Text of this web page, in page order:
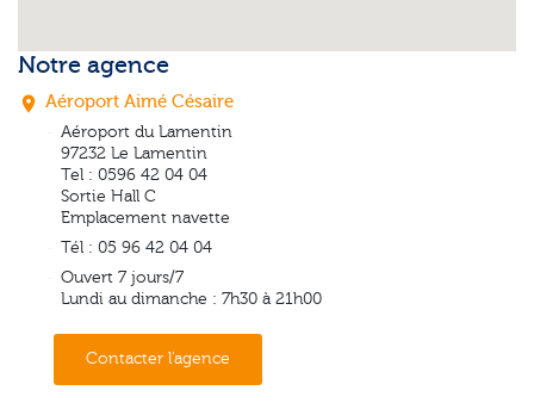
Notre agence
place Aéroport Aimé Césaire
Aéroport du Lamentin
97232 Le Lamentin
Tel : 0596 42 04 04
Sortie Hall C
Emplacement navette
Tél : 05 96 42 04 04
Ouvert 7 jours/7
Lundi au dimanche : 7h30 à 21h00
Contacter l'agence